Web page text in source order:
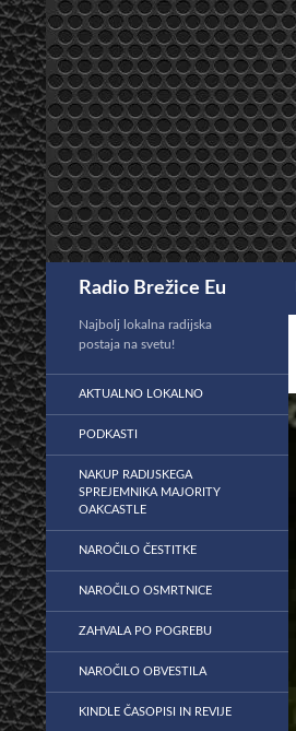
Preskoči
na
vsebino
Radio Brežice Eu
Najbolj lokalna radijska
postaja na svetu!
AKTUALNO LOKALNO
PODKASTI
NAKUP RADIJSKEGA
SPREJEMNIKA MAJORITY
OAKCASTLE
NAROČILO ČESTITKE
NAROČILO OSMRTNICE
ZAHVALA PO POGREBU
NAROČILO OBVESTILA
KINDLE ČASOPISI IN REVIJE